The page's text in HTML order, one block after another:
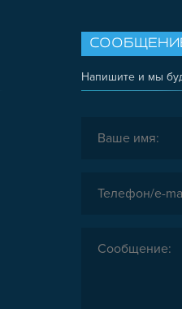
Напишите и мы